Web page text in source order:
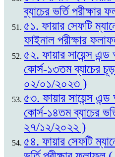
ব্যাচের ভর্তি
৫১. ফায়ার সেফটি
ফাইনাল পরীক্ষার
৫২. ফায়ার সায়েন্স
কোর্স-১৩তম ব্যাচের
০২/০১/২০২৩ )
৫৩. ফায়ার সায়েন্স
কোর্স-১৪তম ব্যাচের
২৭/১২/২০২২ )
৫৪. ফায়ার সেফটি